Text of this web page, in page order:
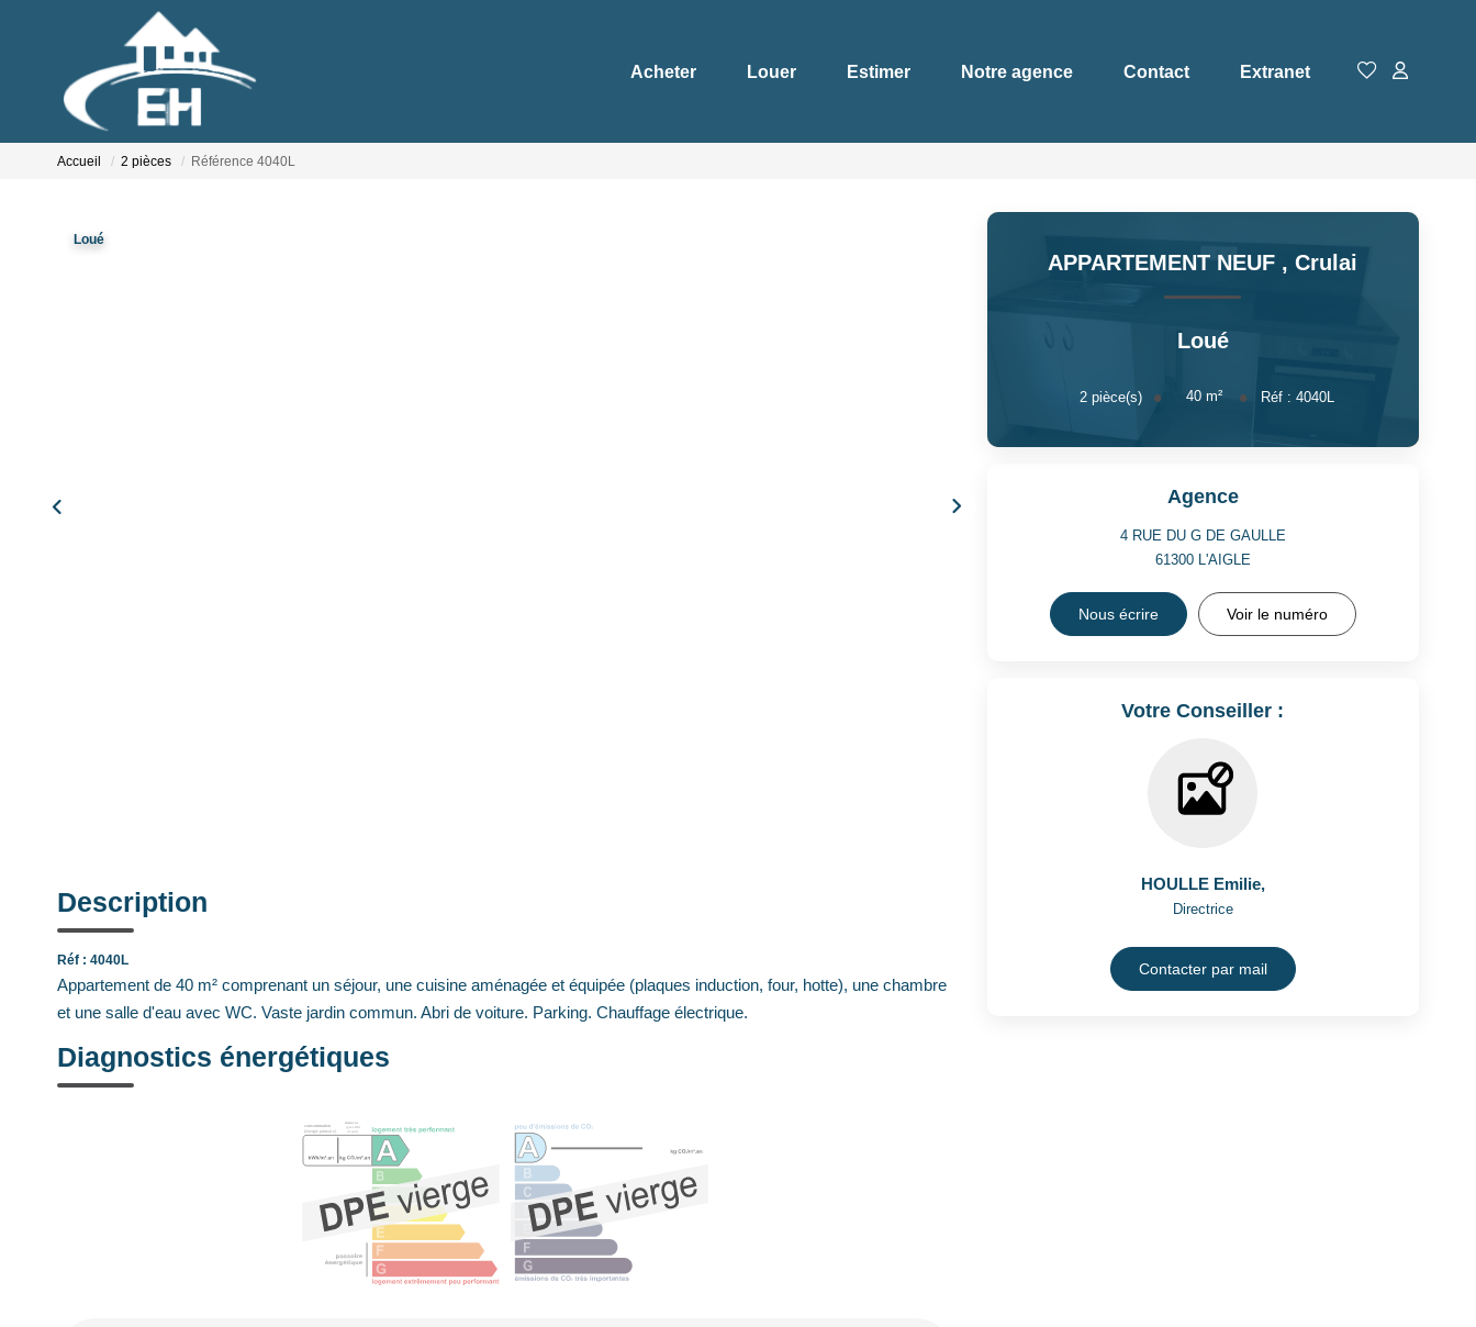
Acheter Louer Estimer Notre agence Contact Extranet
Accueil 2 pièces Référence 4040L
Loué
Description
Réf : 4040L
Appartement de 40 m² comprenant un séjour, une cuisine aménagée et équipée (plaques induction, four, hotte), une chambre
et une salle d'eau avec WC. Vaste jardin commun. Abri de voiture. Parking. Chauffage électrique.
Diagnostics énergétiques
APPARTEMENT NEUF ,Crulai
Loué
2pièce(s) 40m² Réf :4040L
Agence
4 RUE DU G DE GAULLE
61300 L'AIGLE
Nous écrire Voir le numéro
Votre Conseiller :
HOULLE Emilie,
Directrice
Contacter par mail